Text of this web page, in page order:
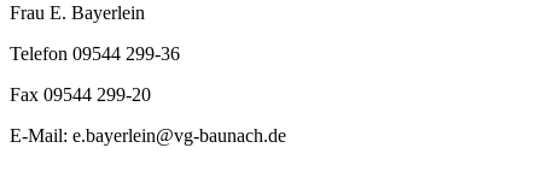
Frau E. Bayerlein
Telefon 09544 299-36
Fax 09544 299-20
E-Mail: e.bayerlein@vg-baunach.de